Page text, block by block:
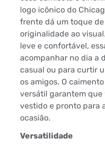
logo icônico do
frente dá um toque
originalidade ao
leve e confortável,
acompanhar no dia a
casual ou para curtir
os amigos. O
versátil garantem que
vestido e pronto para
ocasião.
Versatilidade